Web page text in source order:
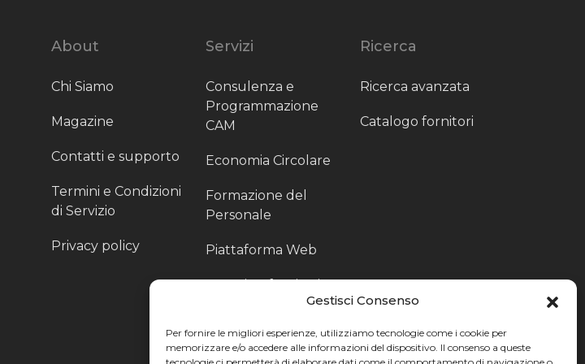
Gestisci Consenso
Per fornire le migliori esperienze, utilizziamo tecnologie come i cookie per
memorizzare e/o accedere alle informazioni del dispositivo. Il consenso a queste
About
Chi Siamo
Magazine
Contatti e supporto
Termini e Condizioni
di Servizio
Privacy policy
Servizi
Consulenza e
Programmazione
CAM
Economia Circolare
Formazione del
Personale
Piattaforma Web
Scouting fornitori
Particolari
Ricerca
Ricerca avanzata
Catalogo fornitori